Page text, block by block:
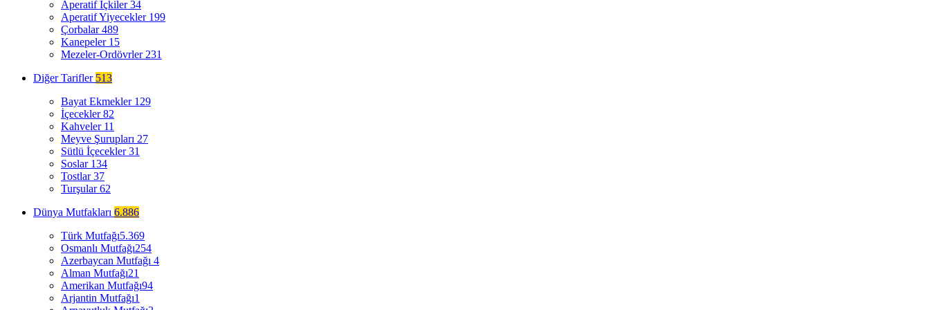
Aperatif İçkiler34
Aperatif Yiyecekler 199
Çorbalar489
Kanepeler 15
Mezeler-Ordövrler 231
Diğer Tarifler 513
Bayat Ekmekler 129
İçecekler82
Kahveler 11
Meyve Şurupları 27
Sütlü İçecekler31
Soslar 134
Tostlar37
Turşular62
Dünya Mutfakları 6.886
Türk Mutfağı5.369
Osmanlı Mutfağı254
Azerbaycan Mutfağı 4
Alman Mutfağı21
Amerikan Mutfağı94
Arjantin Mutfağı1